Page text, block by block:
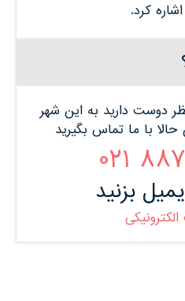
کرد.
دوست دارید به این شهر
با ما تماس بگیرید
بزنید